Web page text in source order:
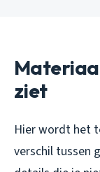
ziet
Hier wordt het
verschil tussen